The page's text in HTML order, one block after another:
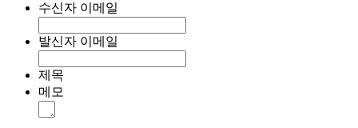
수신자 이메일
발신자 이메일
제목
메모